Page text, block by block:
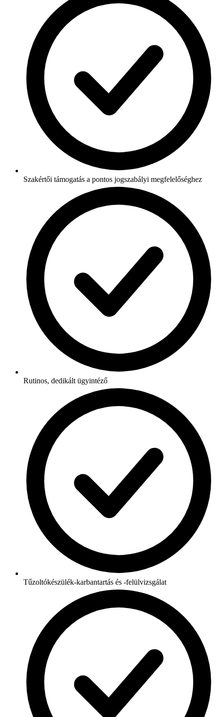
Szakértői támogatás a pontos jogszabályi megfelelőséghez
Rutinos, dedikált ügyintéző
Tűzoltókészülék-karbantartás és -felülvizsgálat